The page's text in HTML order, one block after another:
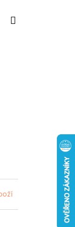
HobbyNákupný